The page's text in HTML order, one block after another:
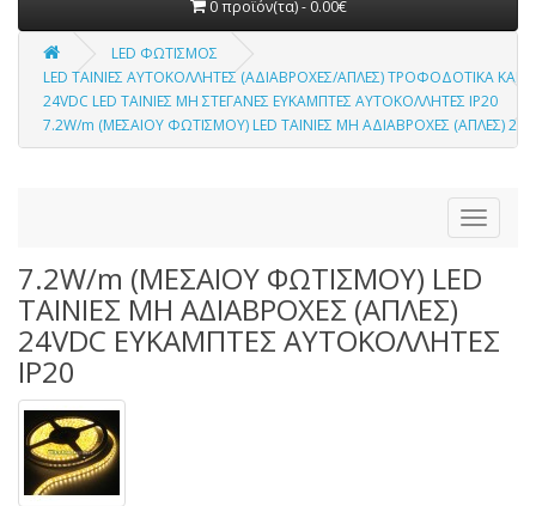
0 προϊόν(τα) - 0.00€
LED ΦΩΤΙΣΜΟΣ
LED ΤΑΙΝΙΕΣ ΑΥΤΟΚΟΛΛΗΤΕΣ (ΑΔΙΑΒΡΟΧΕΣ/ΑΠΛΕΣ) ΤΡΟΦΟΔΟΤΙΚΑ ΚΑΙ
24VDC LED TΑΙΝΙΕΣ ΜΗ ΣΤΕΓΑΝΕΣ ΕΥΚΑΜΠΤΕΣ ΑΥΤΟΚΟΛΛΗΤΕΣ IP20
7.2W/m (ΜΕΣΑΙΟΥ ΦΩΤΙΣΜΟΥ) LED TΑΙΝΙΕΣ ΜΗ ΑΔΙΑΒΡΟΧΕΣ (ΑΠΛΕΣ)
7.2W/m (ΜΕΣΑΙΟΥ ΦΩΤΙΣΜΟΥ) LED
TΑΙΝΙΕΣ ΜΗ ΑΔΙΑΒΡΟΧΕΣ (ΑΠΛΕΣ)
24VDC ΕΥΚΑΜΠΤΕΣ ΑΥΤΟΚΟΛΛΗΤΕΣ
IP20